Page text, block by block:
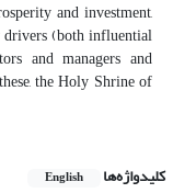
and investment,
(both influential
and managers and
the Holy Shrine of
کلیدواژه‌ها English